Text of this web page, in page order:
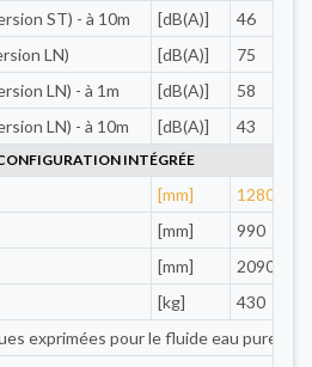
ST) - à 10m
[dB(A)]
46
LN)
[dB(A)]
75
LN) - à 1m
[dB(A)]
58
LN) - à 10m
[dB(A)] 43
INTÉGRÉE
[mm]
1280
[mm]
990
[mm]
2090
[kg]
430
exprimées pour le fluide eau pure,